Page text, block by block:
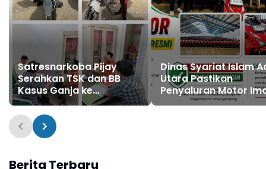
Satresnarkoba Pijay
Serahkan TSK dan BB
Kasus Ganja ke
Kejaksaan
Dinas Syariat Islam
Utara Pastikan
Penyaluran Motor
Gampong Bebas
Berita Terbaru